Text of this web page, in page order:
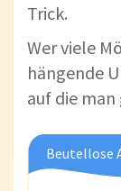
Trick.
Wer viele
hängende
auf die
Beutellose